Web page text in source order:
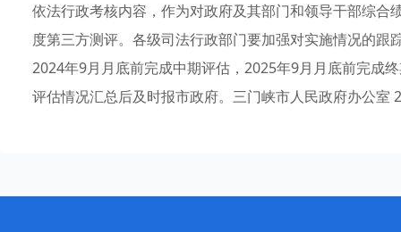
依法行政考核内容，作为对政府及其部门和领导干部综
度第三方测评。各级司法行政部门要加强对实施情况的
2024年9月月底前完成中期评估，2025年9月月底前完成
评估情况汇总后及时报市政府。三门峡市人民政府办公